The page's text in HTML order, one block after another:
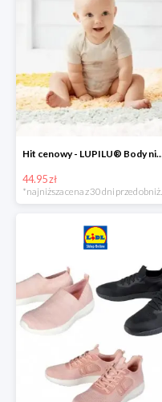
Hit cenowy - LUPILU® Body niemowlęce z
44.95 zł